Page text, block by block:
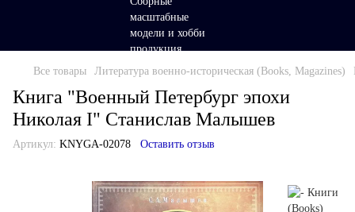
Все товары Литература военно-историческая (Books, Magazines)
Книга "Военный Петербург эпохи
Николая I" Станислав Малышев
Артикул: KNYGA-02078 Оставить отзыв